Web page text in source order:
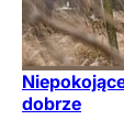
dobrze